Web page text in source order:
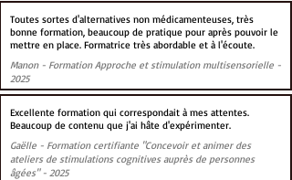
Toutes sortes d'alternatives non médicamenteuses, très
bonne formation, beaucoup de pratique pour après pouvoir le
mettre en place. Formatrice très abordable et à l'écoute.
Manon - Formation Approche et stimulation multisensorielle -
2025
Excellente formation qui correspondait à mes attentes.
Beaucoup de contenu que j'ai hâte d'expérimenter.
Gaëlle - Formation certifiante "Concevoir et animer des
ateliers de stimulations cognitives auprès de personnes
âgées" - 2025